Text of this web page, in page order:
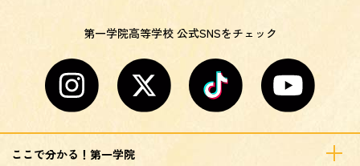
第一学院高等学校 公式SNSをチェック
ここで分かる！第一学院